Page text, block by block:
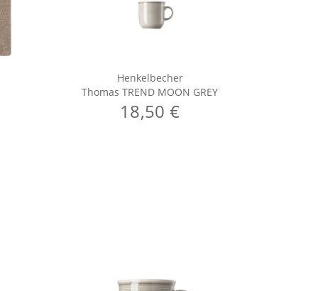
Henkelbecher
Thomas TREND MOON GREY
18,50 €